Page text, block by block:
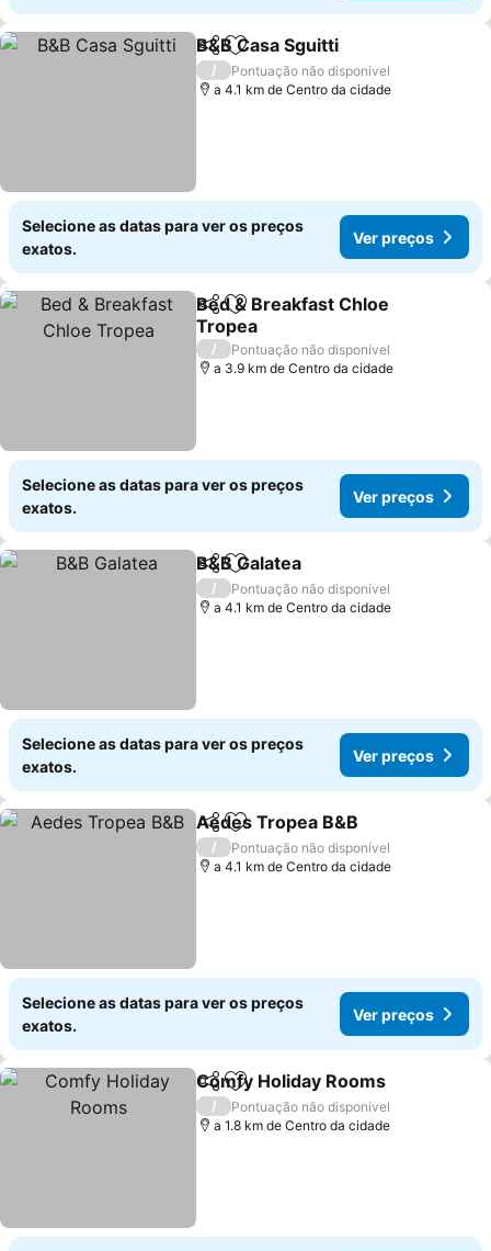
PartilharAdicionar aos favoritos
B&B Casa Sguitti
/
Pontuação não disponível
a 4.1 km de Centro da cidade
Selecione as datas para ver os preços
exatos.
Ver preços
PartilharAdicionar aos favoritos
Bed & Breakfast Chloe
Tropea
Ver preços
/
Pontuação não disponível
a 3.9 km de Centro da cidade
Selecione as datas para ver os preços
exatos.
Ver preços
PartilharAdicionar aos favoritos
B&B Galatea
/
Pontuação não disponível
a 4.1 km de Centro da cidade
Selecione as datas para ver os preços
exatos.
Ver preços
PartilharAdicionar aos favoritos
Aedes Tropea B&B
/
Pontuação não disponível
a 4.1 km de Centro da cidade
Selecione as datas para ver os preços
exatos.
Ver preços
PartilharAdicionar aos favoritos
Comfy Holiday Rooms
/
Pontuação não disponível
a 1.8 km de Centro da cidade